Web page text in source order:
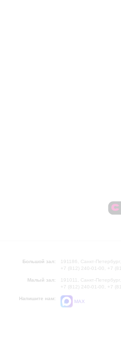
Большой зал:
191186, Санкт-
+7 (812) 240-01-00, +7
Малый зал:
191011, Санкт-
+7 (812) 240-01-00, +7
Напишите нам:
MAX